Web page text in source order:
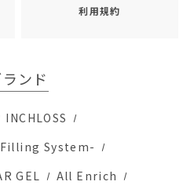
利用規約
ンド
INCHLOSS
System-
GEL
All Enrich